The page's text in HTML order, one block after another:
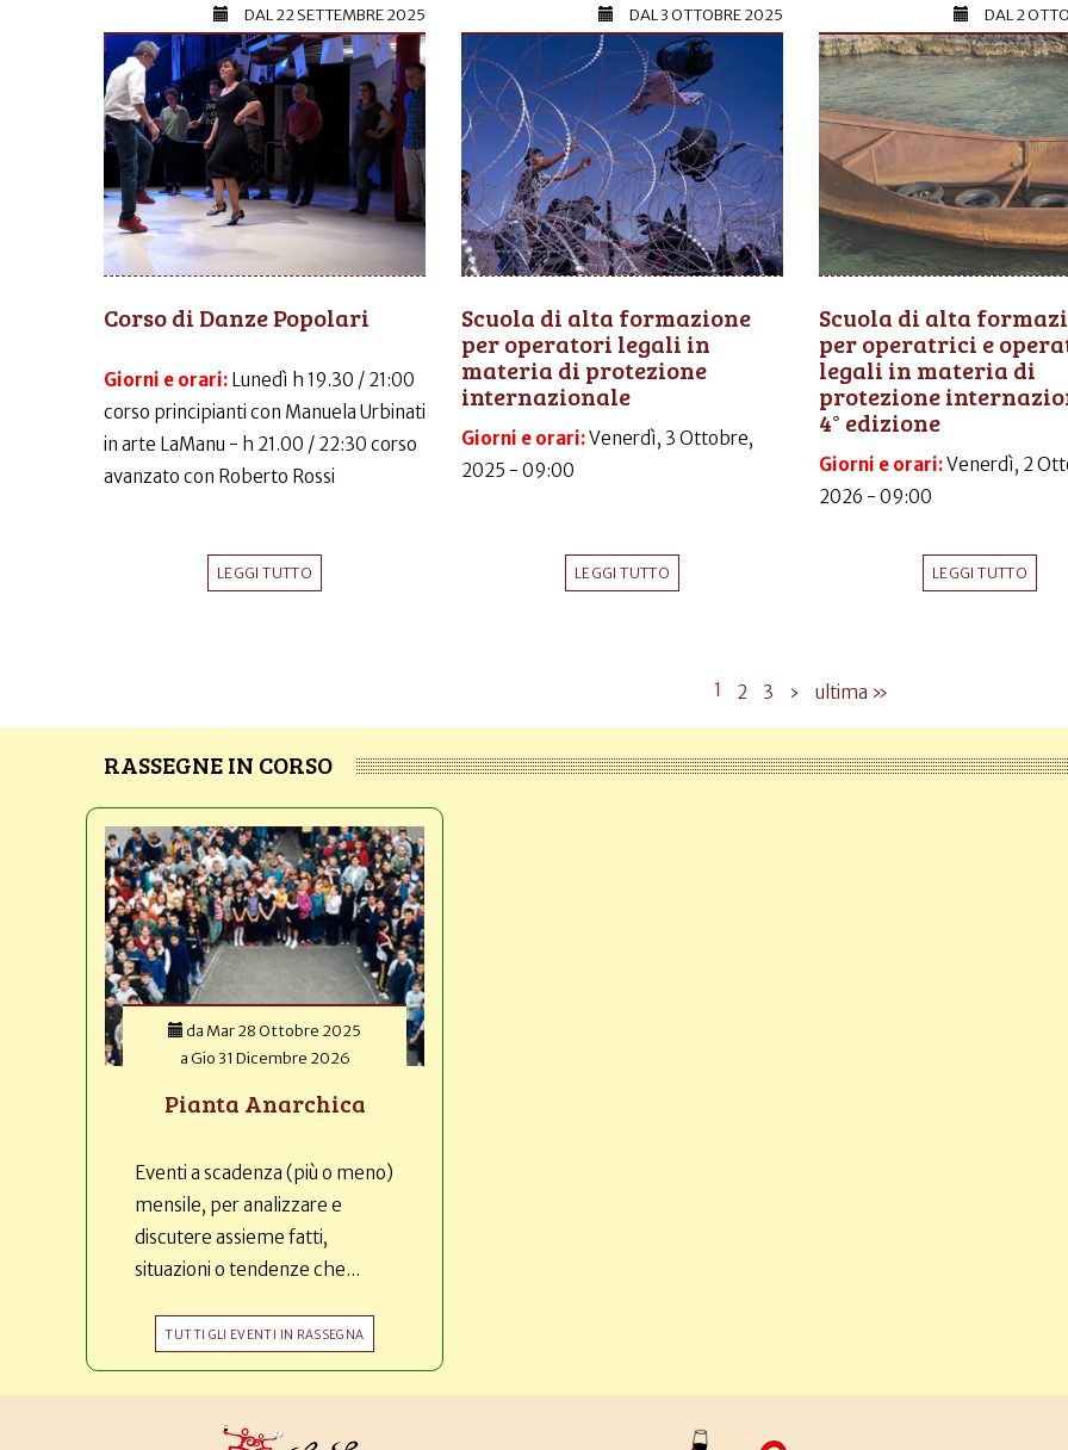
DAL22 SETTEMBRE 2025
Corso di Danze Popolari
Giorni e orari: Lunedì h 19.30 / 21:00
corso principianti con Manuela Urbinati
in arte LaManu - h 21.00 / 22:30 corso
avanzato con Roberto Rossi
LEGGI TUTTO
DAL3 OTTOBRE 2025
Scuola di alta formazione
per operatori legali in
materia di protezione
internazionale
Giorni e orari:Venerdì, 3 Ottobre,
2025 - 09:00
LEGGI TUTTO
DAL2
Scuola di alta
per operatrici e
legali in materia di
protezione
4° edizione
Giorni e orari:Venerdì, 2
2026 - 09:00
LEGGI TUTTO
1 2 3 › ultima »
RASSEGNE IN CORSO
da Mar 28 Ottobre 2025
aGio 31 Dicembre 2026
Pianta Anarchica
Eventi a scadenza (più o meno)
mensile, per analizzare e
discutere assieme fatti,
situazioni o tendenze che...
TUTTI GLI EVENTI IN RASSEGNA